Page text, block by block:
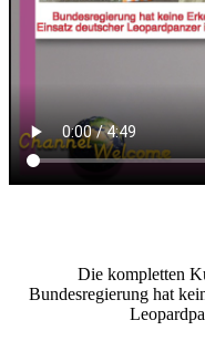
Die kompletten
Bundesregierung hat